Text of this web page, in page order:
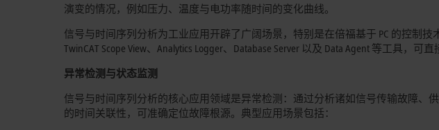
演变的情况，例如压力、温度与电功率随时间的变化曲线。
信号与时间序列分析为工业应用开辟了广阔场景，特别是在倍福基于 PC 的控制
TwinCAT Scope View、Analytics Logger、Database Server 以及 Data Agent 等工具，
异常检测与状态监测
信号与时间序列分析的核心应用领域是异常检测：通过分析诸如信号传输故障、
的时间关联性，可准确定位故障根源。典型应用场景包括：